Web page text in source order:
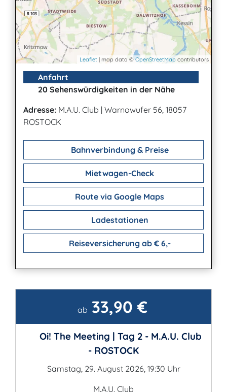
Leaflet | map data ©OpenStreetMap contributors
Anfahrt
20 Sehenswürdigkeiten in der Nähe
Adresse: M.A.U. Club | Warnowufer 56, 18057
ROSTOCK
Bahnverbindung & Preise
Mietwagen-Check
Route via Google Maps
Ladestationen
Reiseversicherung ab € 6,-
ab 33,90 €
Oi! The Meeting | Tag 2 - M.A.U. Club
- ROSTOCK
Samstag, 29. August 2026, 19:30 Uhr
M.A.U. Club